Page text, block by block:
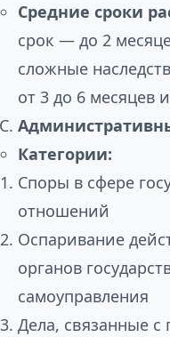
Средние сроки
срок — до 2
сложные
от 3 до 6 месяцев
Категории:
Споры в сфере
отношений
Оспаривание
органов
самоуправления
Дела, связанные